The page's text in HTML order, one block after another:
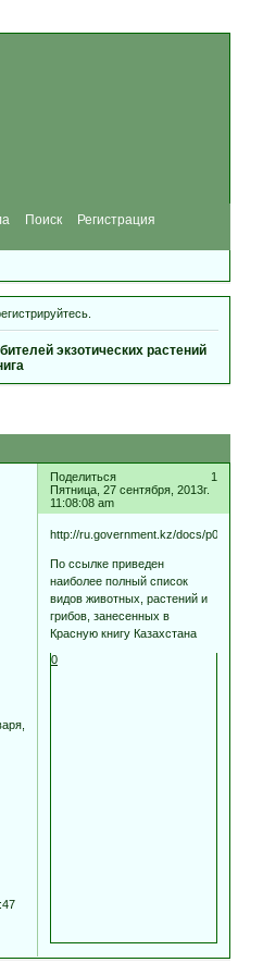
Поиск
Регистрация
.
экзотических растений
Поделиться
1
Пятница, 27 сентября, 2013г.
11:08:08 am
http://ru.government.kz/docs/
По ссылке приведен
наиболее полный список
видов животных, растений и
грибов, занесенных в
Красную книгу Казахстана
0